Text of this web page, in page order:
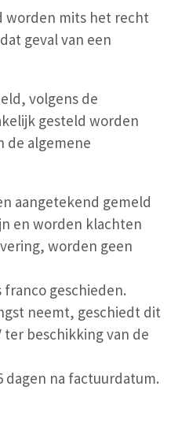
worden mits het recht
geval van een
volgens de
gesteld worden
de algemene
aangetekend gemeld
en worden klachten
worden geen
geschieden.
neemt, geschiedt dit
beschikking van de
na factuurdatum.